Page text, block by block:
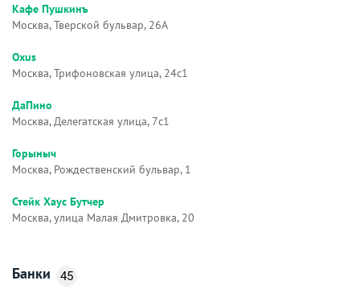
Кафе Пушкинъ
Москва, Тверской бульвар, 26А
Oxus
Москва, Трифоновская улица, 24с1
ДаПино
Москва, Делегатская улица, 7с1
Горыныч
Москва, Рождественский бульвар, 1
Стейк Хаус Бутчер
Москва, улица Малая Дмитровка, 20
Банки 45